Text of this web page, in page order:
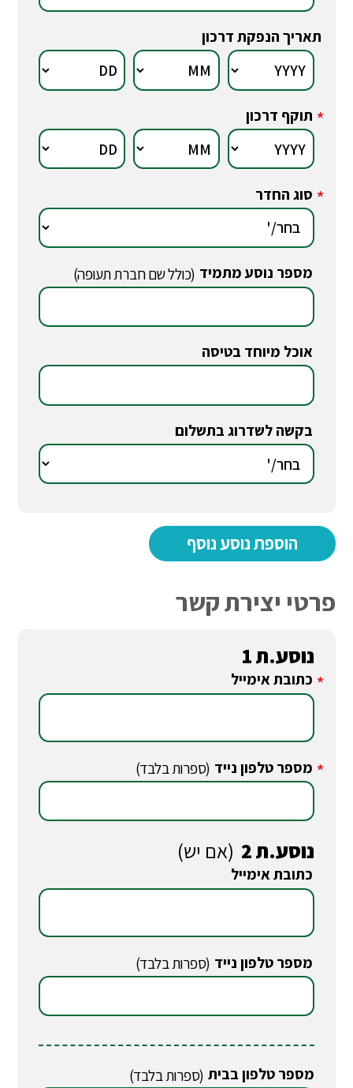
תאריך הנפקת דרכון
* תוקף דרכון
* סוג החדר
מספר נוסע מתמיד (כולל שם חברת תעופה)
אוכל מיוחד בטיסה
בקשה לשדרוג בתשלום
פרטי יצירת קשר
נוסע.ת 1
* כתובת אימייל
* מספר טלפון נייד (ספרות בלבד)
נוסע.ת 2 (אם יש)
כתובת אימייל
מספר טלפון נייד (ספרות בלבד)
מספר טלפון בבית (ספרות בלבד)